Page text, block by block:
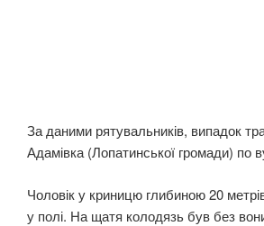
За даними рятувальників, випадок
Адамівка (Лопатинської громади) по
Чоловік у криницю глибиною 20
у полі. На щатя колодязь був без